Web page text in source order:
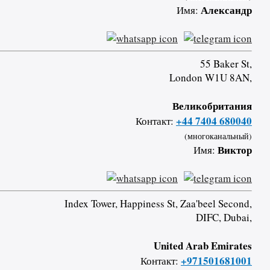
Имя: Александр
55 Baker St,
London W1U 8AN,
Великобритания
Контакт: +44 7404 680040
(многоканальный)
Имя: Виктор
Index Tower, Happiness St, Zaa'beel Second,
DIFC, Dubai,
United Arab Emirates
Контакт: +971501681001